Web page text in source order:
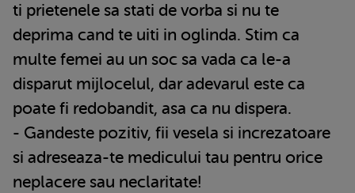
ti prietenele sa stati de vorba si nu te
deprima cand te uiti in oglinda. Stim ca
multe femei au un soc sa vada ca le-a
disparut mijlocelul, dar adevarul este ca
poate fi redobandit, asa ca nu dispera.
- Gandeste pozitiv, fii vesela si increzatoare
si adreseaza-te medicului tau pentru orice
neplacere sau neclaritate!